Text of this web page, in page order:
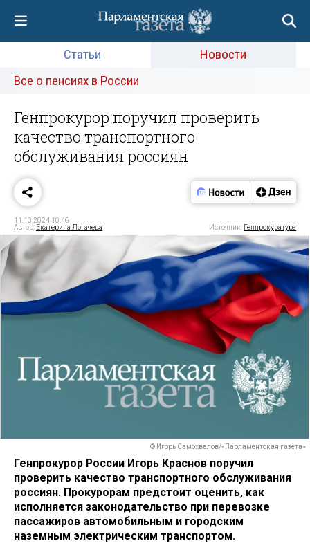
Статьи
Новости
Все о пенсиях в России
Генпрокурор поручил проверить
качество транспортного
обслуживания россиян
11.10.2024 10:46
Автор: Екатерина Логачева Источник: Генпрокуратура
© Игорь Самохвалов/«Парламентская газета»
Генпрокурор России Игорь Краснов поручил
проверить качество транспортного обслуживания
россиян. Прокурорам предстоит оценить, как
исполняется законодательство при перевозке
пассажиров автомобильным и городским
наземным электрическим транспортом.